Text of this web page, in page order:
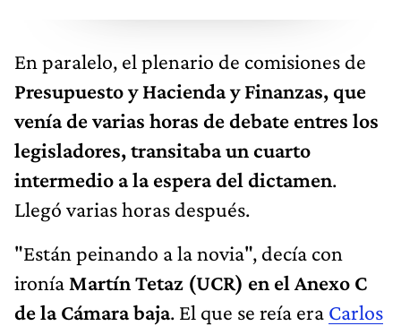
En paralelo, el plenario de comisiones de
Presupuesto y Hacienda y Finanzas, que
venía de varias horas de debate entres los
legisladores, transitaba un cuarto
intermedio a la espera del dictamen.
Llegó varias horas después.
"Están peinando a la novia", decía con
ironía Martín Tetaz (UCR) en el Anexo C
de la Cámara baja. El que se reía era Carlos